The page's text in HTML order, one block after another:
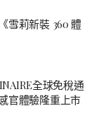
雪莉新裝 360 體
全球免稅通
官體驗隆重上市